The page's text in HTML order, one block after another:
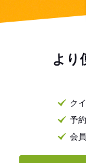
より
ク
予
会